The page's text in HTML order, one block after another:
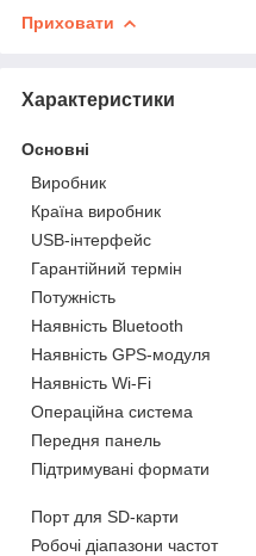
Приховати
Характеристики
Основні
Виробник
Країна виробник
USB-інтерфейс
Гарантійний термін
Потужність
Наявність Bluetooth
Наявність GPS-модуля
Наявність Wi-Fi
Операційна система
Передня панель
Підтримувані формати
Порт для SD-карти
Робочі діапазони частот